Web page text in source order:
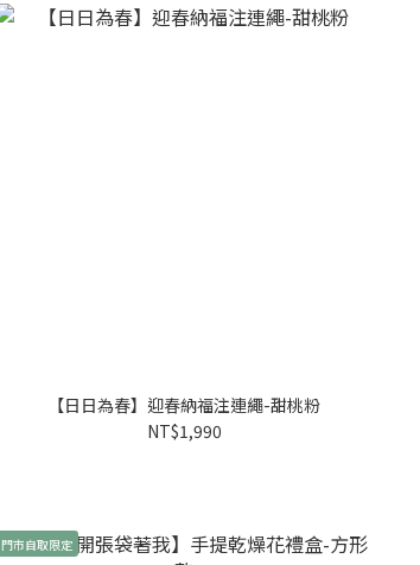
【日日為春】迎春納福注連繩-甜桃粉
NT$1,990
門市自取限定